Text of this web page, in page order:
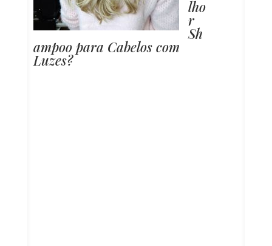
lho
r
Sh
ampoo para Cabelos com
Luzes?